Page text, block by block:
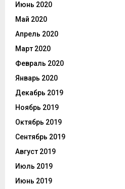
Июнь 2020
Май 2020
Апрель 2020
Март 2020
Февраль 2020
Январь 2020
Декабрь 2019
Ноябрь 2019
Октябрь 2019
Сентябрь 2019
Август 2019
Июль 2019
Июнь 2019